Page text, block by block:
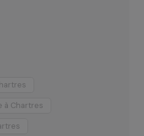
à Chartres
bourgeoise, un local, des
du marché
un mandat de vente
frais réduits, afin que vos